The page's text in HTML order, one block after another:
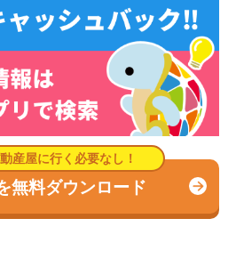
無料ダウンロード